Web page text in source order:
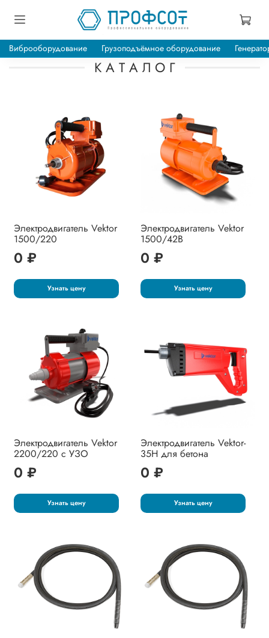
Виброоборудование Грузоподъёмное оборудование
Электродвигатель Vektor
1500/220
0 ₽
Узнать цену
Электродвигатель Vektor
1500/42В
0 ₽
Узнать цену
Электродвигатель Vektor
2200/220 с УЗО
0 ₽
Узнать цену
Электродвигатель Vektor-
35H для бетона
0 ₽
Узнать цену
К А Т А Л О Г